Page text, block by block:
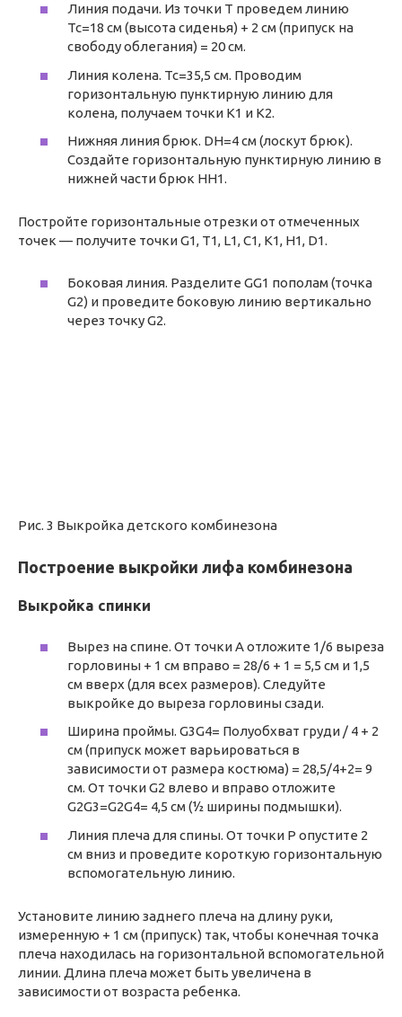
Линия подачи. Из точки T проведем линию
Tc=18 см (высота сиденья) + 2 см (припуск на
свободу облегания) = 20 см.
Линия колена. Tc=35,5 см. Проводим
горизонтальную пунктирную линию для
колена, получаем точки К1 и К2.
Нижняя линия брюк. DH=4 см (лоскут брюк).
Создайте горизонтальную пунктирную линию в
нижней части брюк HH1.
Постройте горизонтальные отрезки от отмеченных
точек — получите точки G1, T1, L1, C1, K1, H1, D1.
Боковая линия. Разделите GG1 пополам (точка
G2) и проведите боковую линию вертикально
через точку G2.
Рис. 3 Выкройка детского комбинезона
Построение выкройки лифа комбинезона
Выкройка спинки
Вырез на спине. От точки А отложите 1/6 выреза
горловины + 1 см вправо = 28/6 + 1 = 5,5 см и 1,5
см вверх (для всех размеров). Следуйте
выкройке до выреза горловины сзади.
Ширина проймы. G3G4= Полуобхват груди / 4 + 2
см (припуск может варьироваться в
зависимости от размера костюма) = 28,5/4+2= 9
см. От точки G2 влево и вправо отложите
G2G3=G2G4= 4,5 см (½ ширины подмышки).
Линия плеча для спины. От точки P опустите 2
см вниз и проведите короткую горизонтальную
вспомогательную линию.
Установите линию заднего плеча на длину руки,
измеренную + 1 см (припуск) так, чтобы конечная точка
плеча находилась на горизонтальной вспомогательной
линии. Длина плеча может быть увеличена в
зависимости от возраста ребенка.